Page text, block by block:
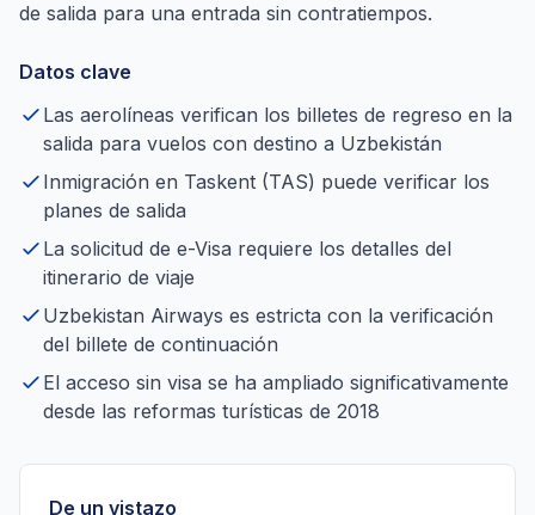
de salida para una entrada sin contratiempos.
Datos clave
Las aerolíneas verifican los billetes de regreso en la
salida para vuelos con destino a Uzbekistán
Inmigración en Taskent (TAS) puede verificar los
planes de salida
La solicitud de e-Visa requiere los detalles del
itinerario de viaje
Uzbekistan Airways es estricta con la verificación
del billete de continuación
El acceso sin visa se ha ampliado significativamente
desde las reformas turísticas de 2018
De un vistazo